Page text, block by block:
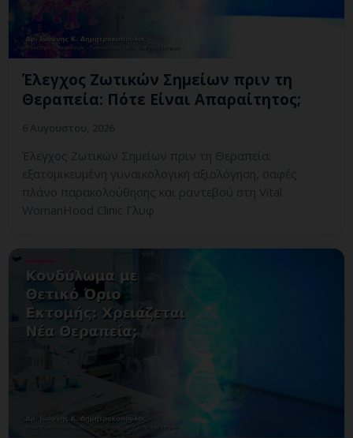
Έλεγχος Ζωτικών Σημείων πριν τη
Θεραπεία: Πότε Είναι Απαραίτητος;
Έλεγχος Ζωτικών Σημείων πριν τη Θεραπεία:
εξατομικευμένη γυναικολογική αξιολόγηση, σαφές
πλάνο παρακολούθησης και ραντεβού στη Vital
WomanHood Clinic Γλυφ